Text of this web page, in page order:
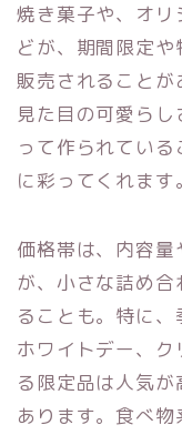
焼き菓子や、オ
どが、期間限定
販売されることが
見た目の可愛ら
って作られてい
に彩ってくれます。
価格帯は、内容
が、小さな詰め
ることも。特に
ホワイトデー、
る限定品は人気
あります。食べ